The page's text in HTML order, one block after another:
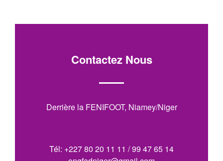
Contactez Nous
Derrière la FENIFOOT, Niamey/Niger
Tél: +227 80 20 11 11 / 99 47 65 14